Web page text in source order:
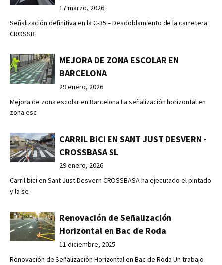
17 marzo, 2026
Señalización definitiva en la C-35 – Desdoblamiento de la carretera
CROSSB
MEJORA DE ZONA ESCOLAR EN
BARCELONA
29 enero, 2026
Mejora de zona escolar en Barcelona La señalización horizontal en
zona esc
CARRIL BICI EN SANT JUST DESVERN -
CROSSBASA SL
29 enero, 2026
Carril bici en Sant Just Desvern CROSSBASA ha ejecutado el pintado
y la se
Renovación de Señalización
Horizontal en Bac de Roda
11 diciembre, 2025
Renovación de Señalización Horizontal en Bac de Roda Un trabajo